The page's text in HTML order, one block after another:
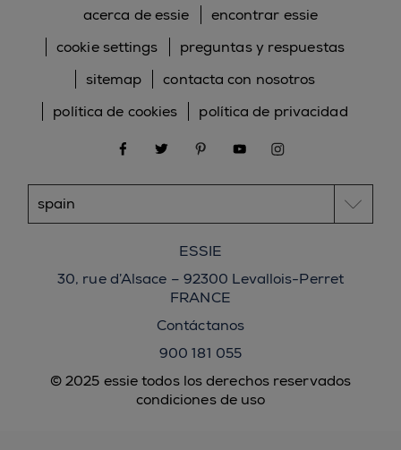
© 2025 essie todos los derechos reservados
condiciones de uso
acerca de essie
encontrar essie
cookie settings
preguntas y respuestas
sitemap
contacta con nosotros
política de cookies
política de privacidad
facebooktwitter pinterestyoutubeinstagram
ESSIE
30, rue d’Alsace – 92300 Levallois-Perret
FRANCE
Contáctanos
900 181 055